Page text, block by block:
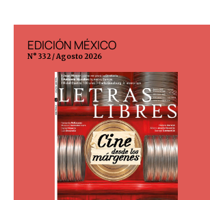
EDICIÓN MÉXICO
N° 332 / Agosto 2026